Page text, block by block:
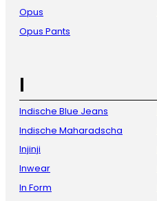
Opus
Opus Pants
I
Indische Blue Jeans
Indische Maharadscha
Injinji
Inwear
In Form